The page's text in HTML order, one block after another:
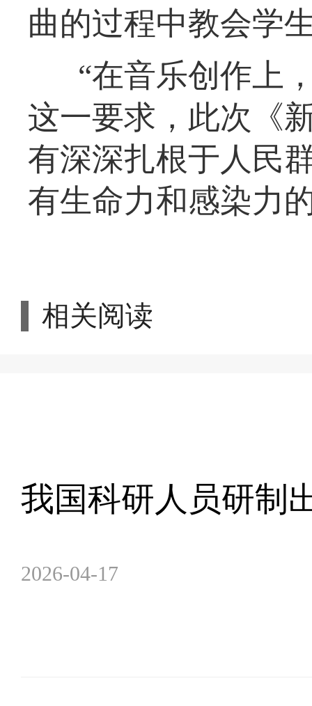
曲的过程中教会学
“在音乐创作上
这一要求，此次《
有深深扎根于人民
有生命力和感染力
相关阅读
我国科研人员研制
2026-04-17